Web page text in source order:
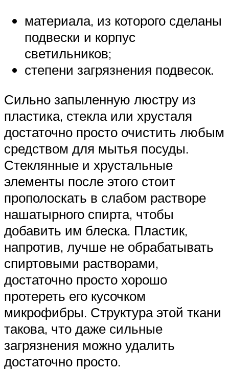
материала, из которого сделаны
подвески и корпус
светильников;
степени загрязнения подвесок.
Сильно запыленную люстру из
пластика, стекла или хрусталя
достаточно просто очистить любым
средством для мытья посуды.
Стеклянные и хрустальные
элементы после этого стоит
прополоскать в слабом растворе
нашатырного спирта, чтобы
добавить им блеска. Пластик,
напротив, лучше не обрабатывать
спиртовыми растворами,
достаточно просто хорошо
протереть его кусочком
микрофибры. Структура этой ткани
такова, что даже сильные
загрязнения можно удалить
достаточно просто.